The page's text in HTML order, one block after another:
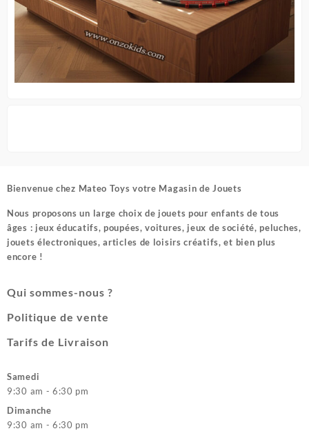
Bienvenue chez Mateo Toys votre Magasin de Jouets
Nous proposons un large choix de jouets pour enfants de tous
âges : jeux éducatifs, poupées, voitures, jeux de société, peluches,
jouets électroniques, articles de loisirs créatifs, et bien plus
encore !
Qui sommes-nous ?
Politique de vente
Tarifs de Livraison
Samedi
9:30 am - 6:30 pm
Dimanche
9:30 am - 6:30 pm